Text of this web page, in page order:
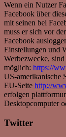
Wenn ein Nutzer
Facebook über
mit seinen bei
muss er sich vor
Facebook
Einstellungen und
Werbezwecke,
möglich: https://
US-amerikanische
EU-Seite http://
erfolgen
Desktopcomputer
Twitter